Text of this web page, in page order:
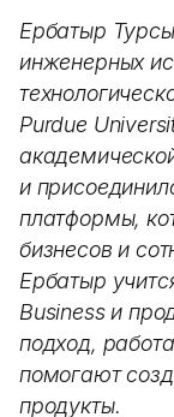
Ербатыр
инженерных
Purdue
и
платформы,
бизнесов и
Ербатыр
Business и
подход,
помогают
продукты.